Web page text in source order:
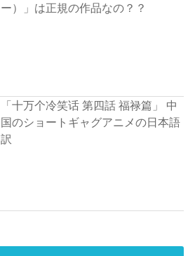
ー）」は正規の作品なの？？
「十万个冷笑话 第四話 福禄篇」 中
国のショートギャグアニメの日本語
訳